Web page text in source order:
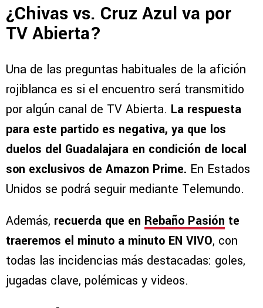
¿Chivas vs. Cruz Azul va por
TV Abierta?
Una de las preguntas habituales de la afición
rojiblanca es si el encuentro será transmitido
por algún canal de TV Abierta. La respuesta
para este partido es negativa, ya que los
duelos del Guadalajara en condición de local
son exclusivos de Amazon Prime. En Estados
Unidos se podrá seguir mediante Telemundo.
Además, recuerda que en Rebaño Pasión te
traeremos el minuto a minuto EN VIVO, con
todas las incidencias más destacadas: goles,
jugadas clave, polémicas y videos.